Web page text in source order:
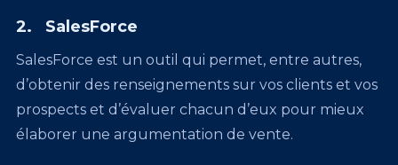
2. SalesForce
SalesForce est un outil qui permet, entre autres,
d’obtenir des renseignements sur vos clients et vos
prospects et d’évaluer chacun d’eux pour mieux
élaborer une argumentation de vente.